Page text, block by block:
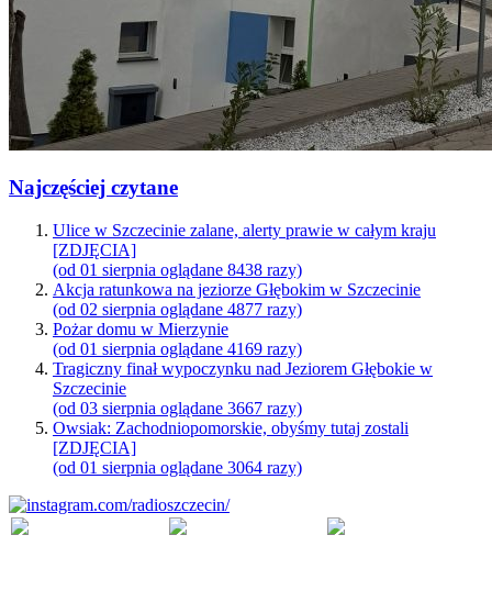
Najczęściej czytane
Ulice w Szczecinie zalane, alerty prawie w całym kraju
[ZDJĘCIA]
(od 01 sierpnia oglądane 8438 razy)
Akcja ratunkowa na jeziorze Głębokim w Szczecinie
(od 02 sierpnia oglądane 4877 razy)
Pożar domu w Mierzynie
(od 01 sierpnia oglądane 4169 razy)
Tragiczny finał wypoczynku nad Jeziorem Głębokie w
Szczecinie
(od 03 sierpnia oglądane 3667 razy)
Owsiak: Zachodniopomorskie, obyśmy tutaj zostali
[ZDJĘCIA]
(od 01 sierpnia oglądane 3064 razy)